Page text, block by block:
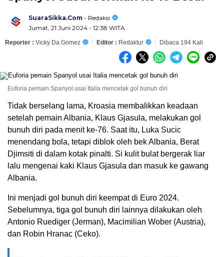
SuaraSikka.Com - Redaksi
Jumat, 21 Juni 2024 - 12:38 WITA
Reporter : Vicky Da Gomez Editor : Redaktur Dibaca 194 Kali
Euforia pemain Spanyol usai Italia mencetak gol bunuh diri
Tidak berselang lama, Kroasia membalikkan keadaan
setelah pemain Albania, Klaus Gjasula, melakukan gol
bunuh diri pada menit ke-76. Saat itu, Luka Sucic
menendang bola, tetapi diblok oleh bek Albania, Berat
Djimsiti di dalam kotak pinalti. Si kulit bulat bergerak liar
lalu mengenai kaki Klaus Gjasula dan masuk ke gawang
Albania.
Ini menjadi gol bunuh diri keempat di Euro 2024.
Sebelumnya, tiga gol bunuh diri lainnya dilakukan oleh
Antonio Ruediger (Jerman), Macimilian Wober (Austria),
dan Robin Hranac (Ceko).